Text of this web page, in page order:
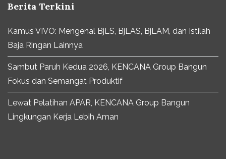
Berita Terkini
Kamus VIVO: Mengenal BjLS, BjLAS, BjLAM, dan Istilah
Baja Ringan Lainnya
Sambut Paruh Kedua 2026, KENCANA Group Bangun
Fokus dan Semangat Produktif
Lewat Pelatihan APAR, KENCANA Group Bangun
Lingkungan Kerja Lebih Aman